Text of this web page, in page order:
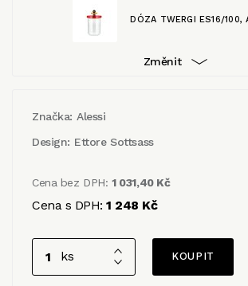
DÓZA TWERGI ES16/100,
Změnit
Značka: Alessi
Design: Ettore Sottsass
Cena bez DPH:1 031,40 Kč
Cena s DPH:1 248 Kč
ks